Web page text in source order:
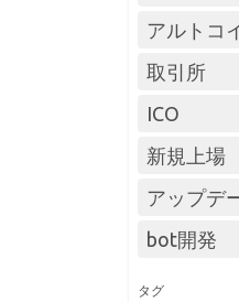
アルトコ
取引所
ICO
新規上場
アップデ
bot開発
タグ